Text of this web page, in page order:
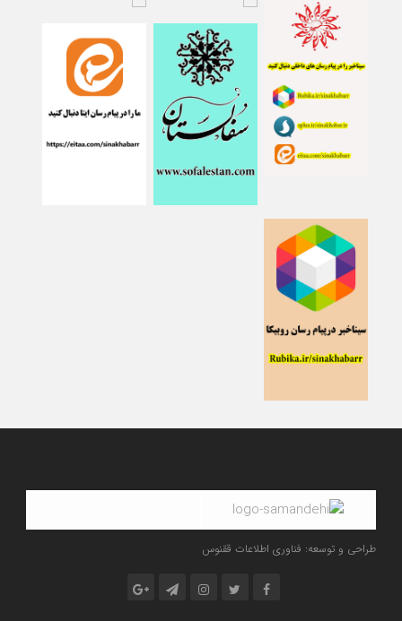
طراحی و توسعه: فناوری اطلاعات ققنوس